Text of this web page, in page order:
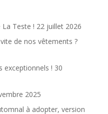
Teste ! 22 juillet 2026
de nos vêtements ?
exceptionnels ! 30
2025
à adopter, version